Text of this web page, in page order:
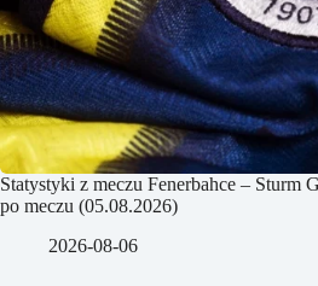
Statystyki z meczu Fenerbahce – Sturm
po meczu (05.08.2026)
2026-08-06